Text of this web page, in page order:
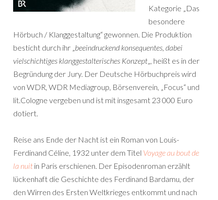
Kategorie „Das
besondere
Hörbuch / Klanggestaltung“ gewonnen. Die Produktion
besticht durch ihr „beeindruckend konsequentes, dabei
vielschichtiges klanggestalterisches Konzept„, heißt es in der
Begründung der Jury. Der Deutsche Hörbuchpreis wird
von WDR, WDR Mediagroup, Börsenverein, „Focus“ und
lit.Cologne vergeben und ist mit insgesamt 23 000 Euro
dotiert.
Reise ans Ende der Nacht ist ein Roman von Louis-
Ferdinand Céline, 1932 unter dem Titel Voyage au bout de
la nuit in Paris erschienen. Der Episodenroman erzählt
lückenhaft die Geschichte des Ferdinand Bardamu, der
den Wirren des Ersten Weltkrieges entkommt und nach